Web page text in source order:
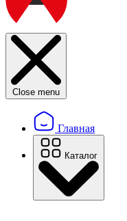
Close menu
Главная
Каталог